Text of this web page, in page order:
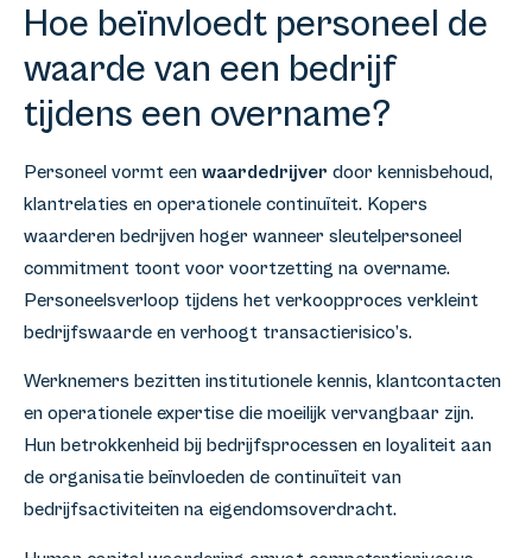
Hoe beïnvloedt personeel de
waarde van een bedrijf
tijdens een overname?
Personeel vormt een waardedrijver door kennisbehoud,
klantrelaties en operationele continuïteit. Kopers
waarderen bedrijven hoger wanneer sleutelpersoneel
commitment toont voor voortzetting na overname.
Personeelsverloop tijdens het verkoopproces verkleint
bedrijfswaarde en verhoogt transactierisico’s.
Werknemers bezitten institutionele kennis, klantcontacten
en operationele expertise die moeilijk vervangbaar zijn.
Hun betrokkenheid bij bedrijfsprocessen en loyaliteit aan
de organisatie beïnvloeden de continuïteit van
bedrijfsactiviteiten na eigendomsoverdracht.